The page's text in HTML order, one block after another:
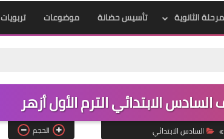
الثانوية تأسيس حضانة موضوعات تربويات
الابتدائي الترم الأول أزهر
السادس الابتدائي الحجم